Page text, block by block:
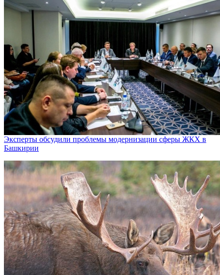
Эксперты обсудили проблемы модернизации сферы ЖКХ в
Башкирии